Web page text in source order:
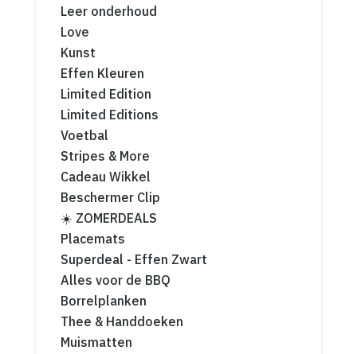
Leer onderhoud
Love
Kunst
Effen Kleuren
Limited Edition
Limited Editions
Voetbal
Stripes & More
Cadeau Wikkel
Beschermer Clip
☀️ ZOMERDEALS
Placemats
Superdeal - Effen Zwart
Alles voor de BBQ
Borrelplanken
Thee & Handdoeken
Muismatten